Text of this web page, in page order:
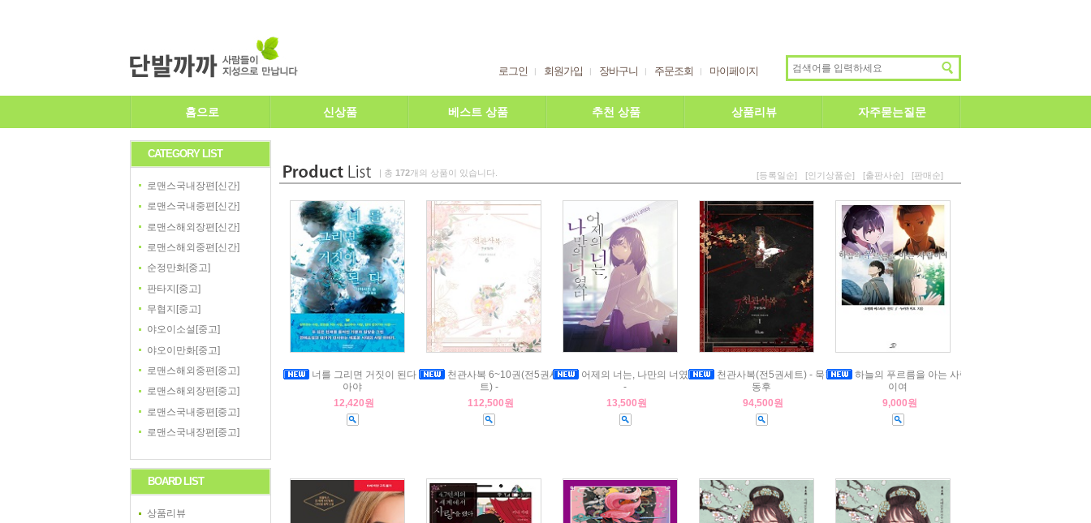
로그인 회원가입 장바구니 주문조회 마이페이지
홈으로 신상품 베스트 상품 추천 상품 상품리뷰 자주묻는질문
CATEGORY LIST
로맨스국내장편[신간]
로맨스국내중편[신간]
로맨스해외장편[신간]
로맨스해외중편[신간]
순정만화[중고]
판타지[중고]
무협지[중고]
야오이소설[중고]
야오이만화[중고]
로맨스해외중편[중고]
로맨스해외장편[중고]
로맨스국내중편[중고]
로맨스국내장편[중고]
BOARD LIST
상품리뷰
| 총 172개의 상품이 있습니다. [등록일순] [인기상품순] [출판사순] [판매순]
너를 그리면 거짓이 된다 -
아야
12,420원
천관사복 6~10권(전5권세
트) -
112,500원
어제의 너는, 나만의 너였다
-
13,500원
천관사복(전5권세트) - 묵향
동후
94,500원
하늘의 푸르름을 아는 사람
이여
9,000원